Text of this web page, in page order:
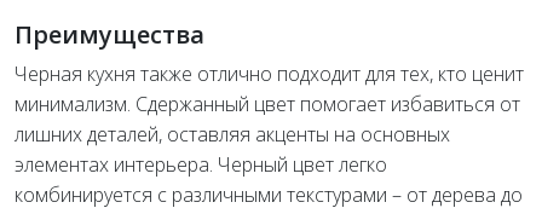
Преимущества
Черная кухня также отлично подходит для тех, кто ценит
минимализм. Сдержанный цвет помогает избавиться от
лишних деталей, оставляя акценты на основных
элементах интерьера. Черный цвет легко
комбинируется с различными текстурами – от дерева до